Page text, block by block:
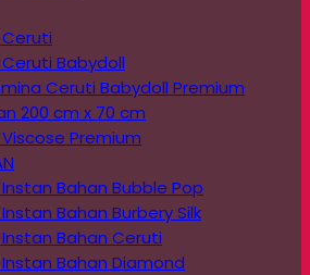
Babydoll
Ceruti Babydoll Premium
200 cm x 70 cm
Premium
Bahan Bubble Pop
Bahan Burbery Silk
Bahan Ceruti
Bahan Diamond